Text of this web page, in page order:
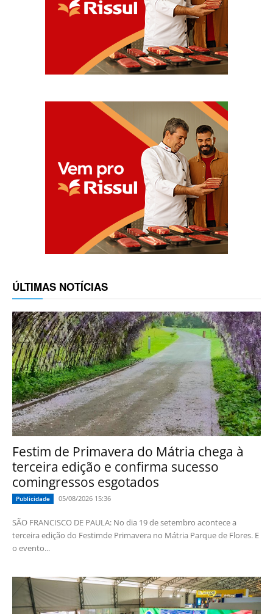
ÚLTIMAS NOTÍCIAS
Festim de Primavera do Mátria chega à
terceira edição e confirma sucesso
comingressos esgotados
Publicidade 05/08/2026 15:36
SÃO FRANCISCO DE PAULA: No dia 19 de setembro acontece a
terceira edição do Festimde Primavera no Mátria Parque de Flores. E
o evento...